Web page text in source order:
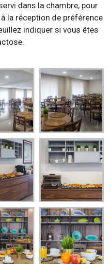
dans la chambre, pour
la réception de préférence
indiquer si vous êtes